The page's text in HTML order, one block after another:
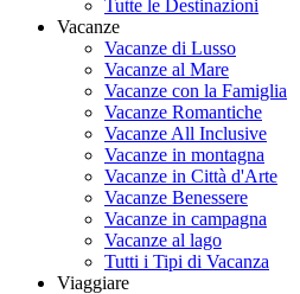
Tutte le Destinazioni
Vacanze
Vacanze di Lusso
Vacanze al Mare
Vacanze con la Famiglia
Vacanze Romantiche
Vacanze All Inclusive
Vacanze in montagna
Vacanze in Città d'Arte
Vacanze Benessere
Vacanze in campagna
Vacanze al lago
Tutti i Tipi di Vacanza
Viaggiare